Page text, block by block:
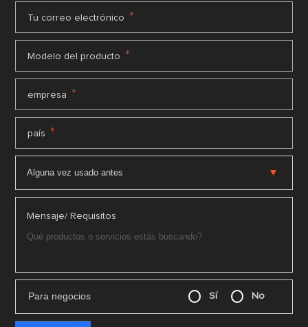
Tu correo electrónico *
Modelo del producto *
empresa *
país *
Mensaje/ Requisitos
Para negocios Sí No